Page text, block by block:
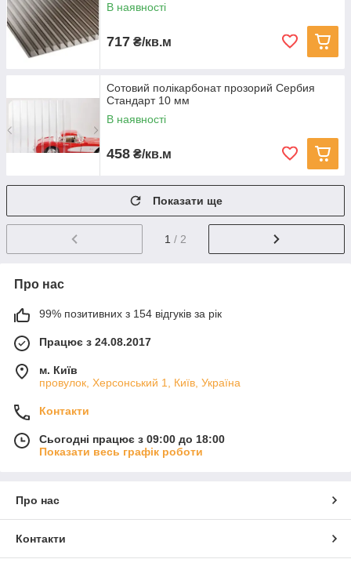
В наявності
717 ₴/кв.м
Сотовий полікарбонат прозорий Сербия
Стандарт 10 мм
В наявності
458 ₴/кв.м
Показати ще
1 / 2
Про нас
99% позитивних з 154 відгуків за рік
Працює з 24.08.2017
м. Київ
провулок, Херсонський 1, Київ, Україна
Контакти
Сьогодні працює з 09:00 до 18:00
Показати весь графік роботи
Про нас
Контакти